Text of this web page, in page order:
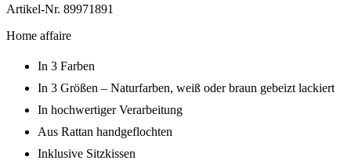
Artikel-Nr. 89971891
Home affaire
In 3 Farben
In 3 Größen – Naturfarben, weiß oder braun gebeizt lackiert
In hochwertiger Verarbeitung
Aus Rattan handgeflochten
Inklusive Sitzkissen